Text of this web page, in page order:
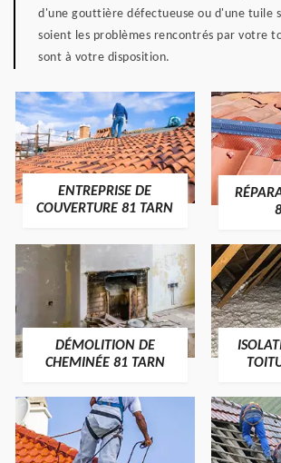
d'une gouttière défectueuse ou d'une tuile
soient les problèmes rencontrés par votre
sont à votre disposition.
ENTREPRISE DE
COUVERTURE 81 TARN
DÉMOLITION DE
CHEMINÉE 81 TARN